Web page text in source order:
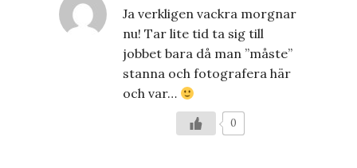
Ja verkligen vackra morgnar
nu! Tar lite tid ta sig till
jobbet bara då man ”måste”
stanna och fotografera här
och var…
0